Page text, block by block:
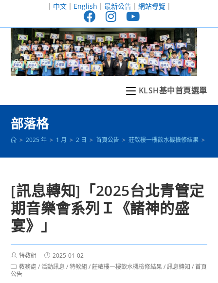
至
｜ 中文｜ English ｜ 最新公告｜ 網站導覽｜
KLSH基中首頁選單
部落格
> 2025 年 > 1 月 > 2 日 > 首頁公告 > 莊敬樓一樓飲水機檢修結果 >
[訊息轉知]「2025台北青管定
期音樂會系列Ｉ《諸神的盛
宴》」
Post
author:
特教組
Post
published:
2025-01-02
Post
category:
教務處 / 活動訊息 / 特教組 / 莊敬樓一樓飲水機檢修結果 / 訊息轉知 / 首頁
公告